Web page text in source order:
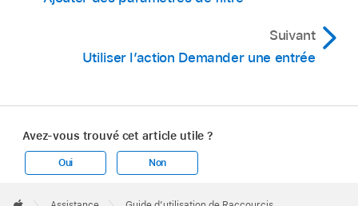
Suivant
Utiliser l’action Demander une entrée
Avez-vous trouvé cet article utile ?
Oui Non
Footer